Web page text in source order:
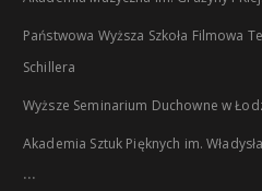
Państwowa Wyższa Szkoła Filmowa
Schillera
Wyższe Seminarium Duchowne w
Akademia Sztuk Pięknych im.
...